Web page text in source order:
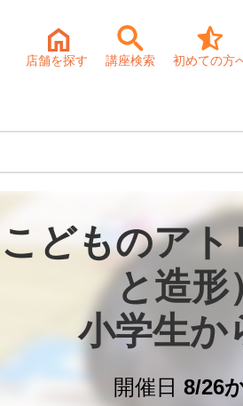
店舗を探す 講座検索 初めての方
こどものアト
と造形
小学生
開催日 8/26